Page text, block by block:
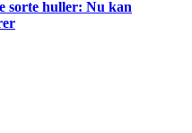
sorte huller: Nu kan